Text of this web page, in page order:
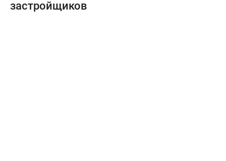
застройщиков